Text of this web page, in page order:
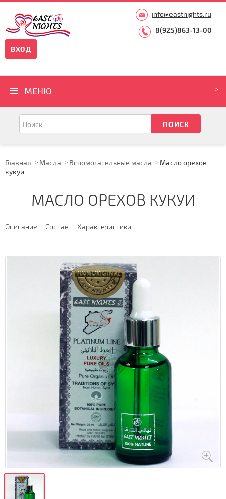
info@eastnights.ru
8(925)863-13-00
ВХОД
МЕНЮ
Главная Масла Вспомогательные масла
Масло орехов
кукуи
МАСЛО ОРЕХОВ КУКУИ
Описание Состав Характеристики